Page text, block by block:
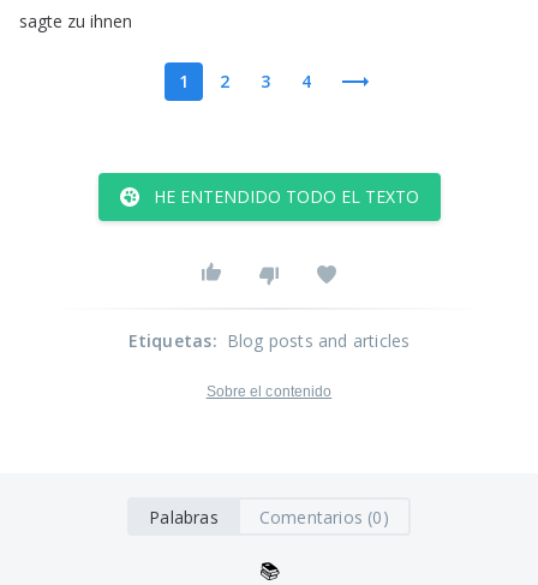
sagte zu ihnen
1 2 3 4
HE ENTENDIDO TODO EL TEXTO
Etiquetas: Blog posts and articles
Sobre el contenido
Palabras Comentarios (0)
📚